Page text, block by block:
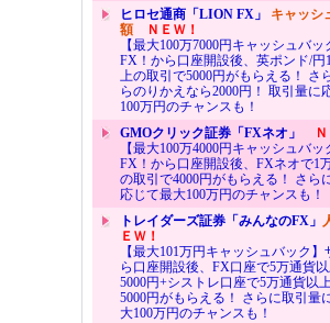
ヒロセ通商「LION FX」 キャッシ
額ＮＥＷ！
【最大100万7000円キャッシュバッ
FX！から口座開設後、英ポンド/円
上の取引で5000円がもらえる！ さ
らのりかえなら2000円！ 取引量に
100万円のチャンスも！
GMOクリック証券「FXネオ」
Ｎ
【最大100万4000円キャッシュバッ
FX！から口座開設後、FXネオで1
の取引で4000円がもらえる！ さら
応じて最大100万円のチャンスも！
トレイダーズ証券「みんなのFX」
ＥＷ！
【最大101万円キャッシュバック
ら口座開設後、FX口座で5万通貨
5000円+シストレ口座で5万通貨以
5000円がもらえる！ さらに取引量
大100万円のチャンスも！